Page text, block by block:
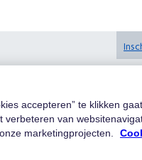
dienstencheque-
accepteren” te klikken
verbeteren van
marketingprojecten.